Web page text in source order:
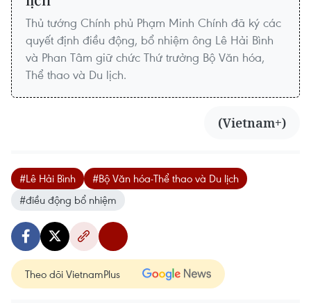
Thủ tướng Chính phủ Phạm Minh Chính đã ký các
quyết định điều động, bổ nhiệm ông Lê Hải Bình
và Phan Tâm giữ chức Thứ trưởng Bộ Văn hóa,
Thể thao và Du lịch.
(Vietnam+)
#Lê Hải Bình
#Bộ Văn hóa-Thể thao và Du lịch
#điều động bổ nhiệm
Theo dõi VietnamPlus